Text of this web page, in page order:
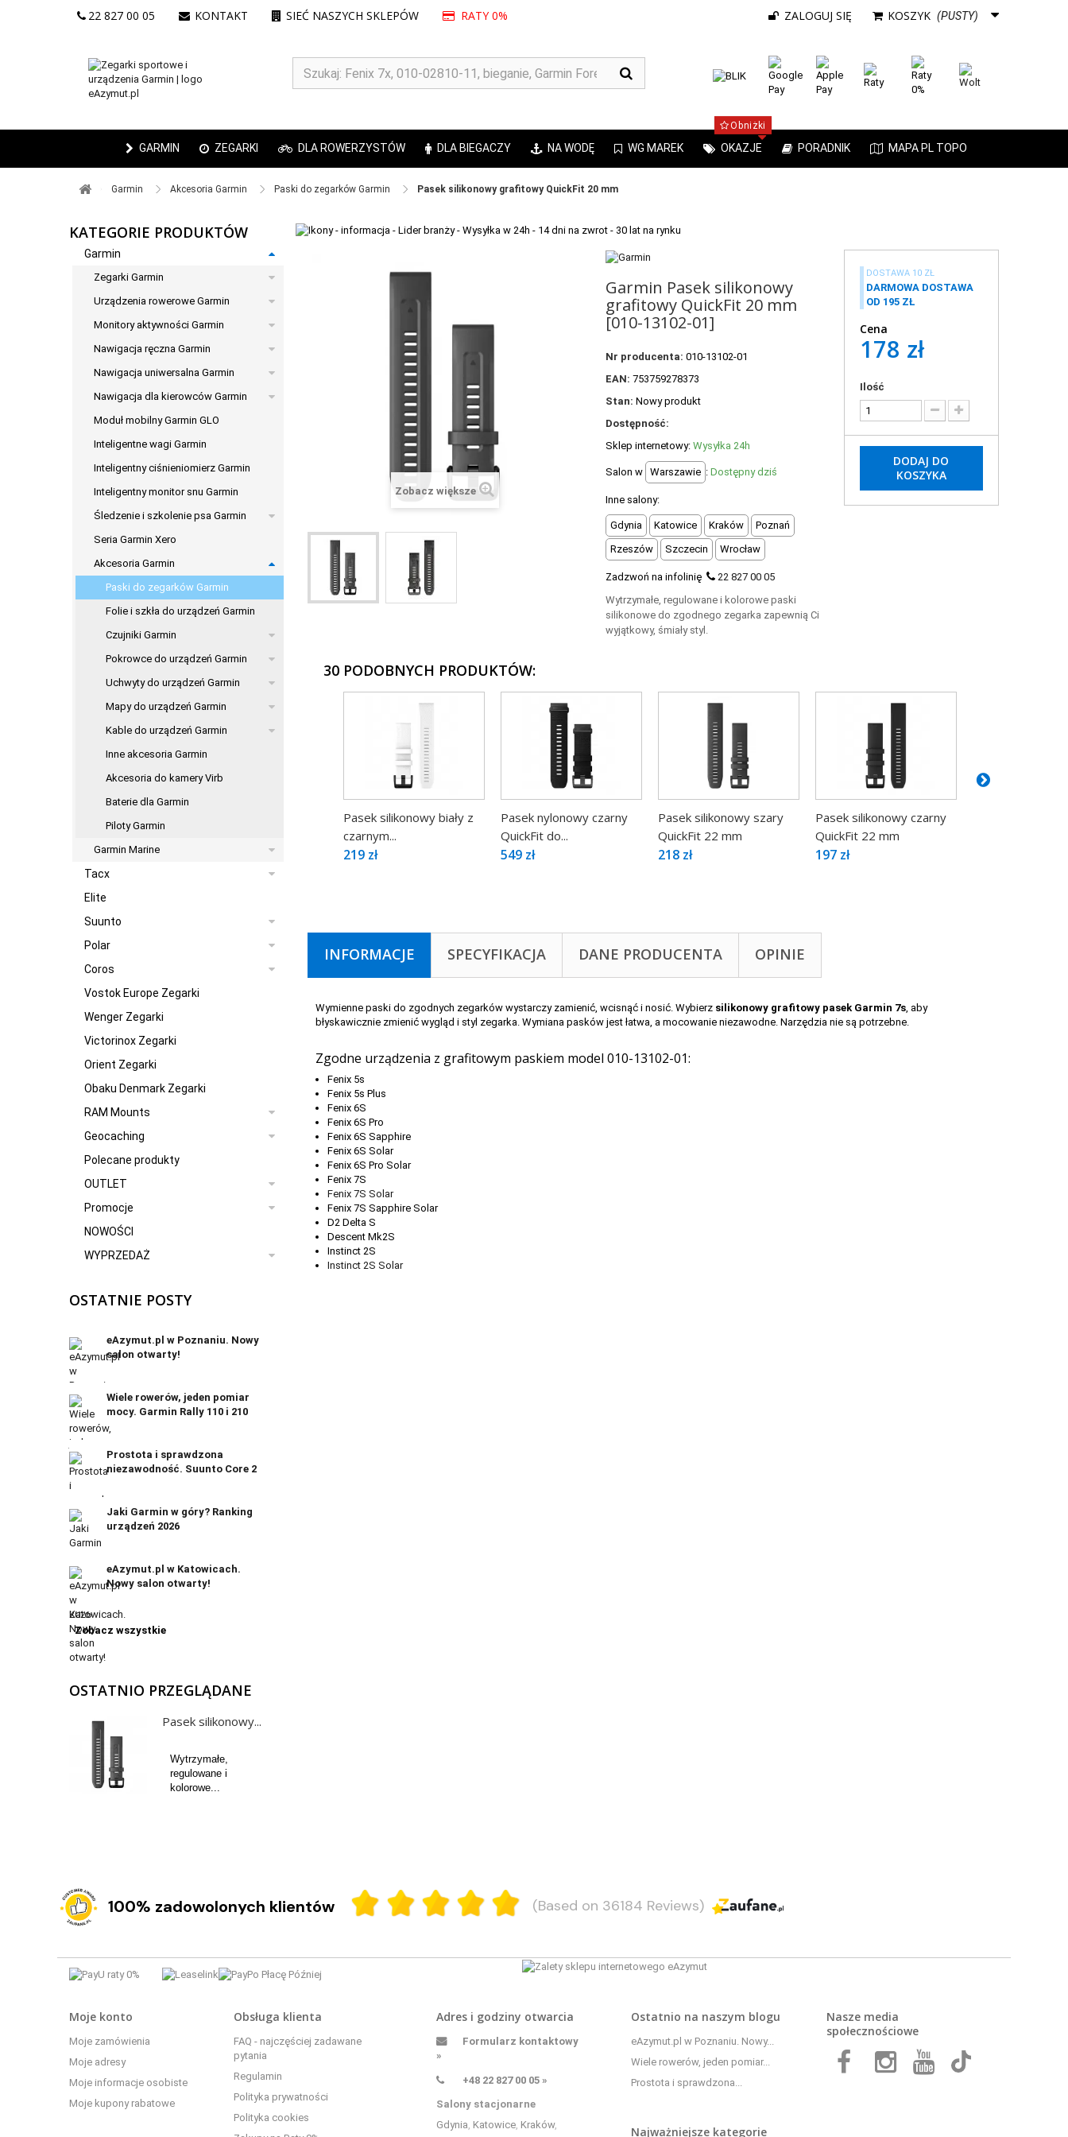
KOSZYK (PUSTY)
ZALOGUJ SIĘ
22 827 00 05 KONTAKT SIEĆ NASZYCH SKLEPÓW RATY 0%
GARMIN ZEGARKI DLA ROWERZYSTÓW DLA BIEGACZY NA WODĘ WG MAREK OKAZJE
Obniżki
PORADNIK MAPA PL TOPO
Garmin ​ Akcesoria Garmin ​ Paski do zegarków Garmin ​ Pasek silikonowy grafitowy QuickFit 20 mm
KATEGORIE PRODUKTÓW
Garmin
Zegarki Garmin
Urządzenia rowerowe Garmin
Monitory aktywności Garmin
Nawigacja ręczna Garmin
Nawigacja uniwersalna Garmin
Nawigacja dla kierowców Garmin
Moduł mobilny Garmin GLO
Inteligentne wagi Garmin
Inteligentny ciśnieniomierz Garmin
Inteligentny monitor snu Garmin
Śledzenie i szkolenie psa Garmin
Seria Garmin Xero
Akcesoria Garmin
Paski do zegarków Garmin
Folie i szkła do urządzeń Garmin
Czujniki Garmin
Pokrowce do urządzeń Garmin
Uchwyty do urządzeń Garmin
Mapy do urządzeń Garmin
Kable do urządzeń Garmin
Inne akcesoria Garmin
Akcesoria do kamery Virb
Baterie dla Garmin
Piloty Garmin
Garmin Marine
Tacx
Elite
Suunto
Polar
Coros
Vostok Europe Zegarki
Wenger Zegarki
Victorinox Zegarki
Orient Zegarki
Obaku Denmark Zegarki
RAM Mounts
Geocaching
Polecane produkty
OUTLET
Promocje
NOWOŚCI
WYPRZEDAŻ
OSTATNIE POSTY
eAzymut.pl w Poznaniu. Nowy
salon otwarty!
Wiele rowerów, jeden pomiar
mocy. Garmin Rally 110 i 210
Prostota i sprawdzona
niezawodność. Suunto Core 2
Jaki Garmin w góry? Ranking
urządzeń 2026
eAzymut.pl w Katowicach.
Nowy salon otwarty!
Zobacz wszystkie
OSTATNIO PRZEGLĄDANE
Pasek silikonowy...
Wytrzymałe,
regulowane i
kolorowe...
Zobacz większe
Garmin Pasek silikonowy
grafitowy QuickFit 20 mm
[010-13102-01]
Nr producenta: 010-13102-01
EAN: 753759278373
Stan: Nowy produkt
Dostępność:
Sklep internetowy: Wysyłka 24h
Salon w Warszawie : Dostępny dziś
Inne salony:
Gdynia Katowice Kraków
Poznań
Rzeszów
Szczecin Wrocław
Zadzwoń na infolinię
22 827 00 05
Wytrzymałe, regulowane i kolorowe paski
silikonowe do zgodnego zegarka zapewnią Ci
wyjątkowy, śmiały styl.
DOSTAWA 10 ZŁ
DARMOWA DOSTAWA
OD 195 ZŁ
Cena
178 zł
Ilość
DODAJ DO
KOSZYKA
30 PODOBNYCH PRODUKTÓW:
Pasek silikonowy biały z
czarnym...
219 zł
Pasek nylonowy czarny
QuickFit do...
549 zł
Pasek silikonowy szary
QuickFit 22 mm
218 zł
Pasek silikonowy czarny
QuickFit 22 mm
197 zł
INFORMACJE SPECYFIKACJA DANE PRODUCENTA OPINIE
Wymienne paski do zgodnych zegarków wystarczy zamienić, wcisnąć i nosić. Wybierz silikonowy grafitowy pasek Garmin 7s , aby
błyskawicznie zmienić wygląd i styl zegarka. Wymiana pasków jest łatwa, a mocowanie niezawodne. Narzędzia nie są potrzebne.
Zgodne urządzenia z grafitowym paskiem model 010-13102-01:
Fenix 5s
Fenix 5s Plus
Fenix 6S
Fenix 6S Pro
Fenix 6S Sapphire
Fenix 6S Solar
Fenix 6S Pro Solar
Fenix 7S
Fenix 7S Solar
Fenix 7S Sapphire Solar
D2 Delta S
Descent Mk2S
Instinct 2S
Instinct 2S Solar
100% zadowolonych klientów (Based on 36184 Reviews)
Moje konto
Moje zamówienia
Moje adresy
Moje informacje osobiste
Moje kupony rabatowe
Obsługa klienta
FAQ - najczęściej zadawane
pytania
Regulamin
Polityka prywatności
Polityka cookies
Adres i godziny otwarcia
Formularz kontaktowy
»
+48 22 827 00 05 »
Salony stacjonarne
Gdynia, Katowice, Kraków,
Ostatnio na naszym blogu
eAzymut.pl w Poznaniu. Nowy...
Wiele rowerów, jeden pomiar...
Prostota i sprawdzona...
Najważniejsze kategorie
Nasze media
społecznościowe